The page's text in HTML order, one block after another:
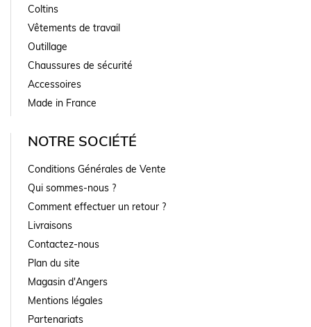
Coltins
Vêtements de travail
Outillage
Chaussures de sécurité
Accessoires
Made in France
NOTRE SOCIÉTÉ
Conditions Générales de Vente
Qui sommes-nous ?
Comment effectuer un retour ?
Livraisons
Contactez-nous
Plan du site
Magasin d'Angers
Mentions légales
Partenariats